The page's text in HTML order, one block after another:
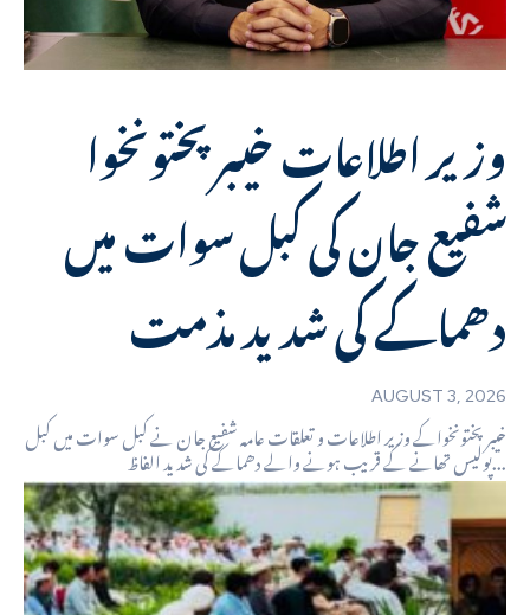
وزیر اطلاعات خیبر پختونخوا
شفیع جان کی کبل سوات میں
دھماکے کی شدید مذمت
AUGUST 3, 2026
خیبر پختونخواکے وزیر اطلاعات و تعلقات عامہ شفیع جان نے کبل سوات میں کبل
پولیس تھانے کے قریب ہونے والے دھماکے کی شدید الفاظ...